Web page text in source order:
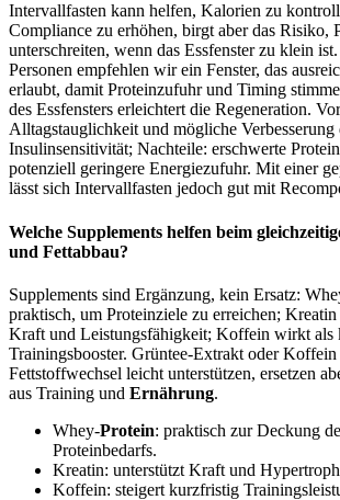
Intervallfasten kann helfen, Kalorien zu
Compliance zu erhöhen, birgt aber das Risiko,
unterschreiten, wenn das Essfenster zu klein
Personen empfehlen wir ein Fenster, das
erlaubt, damit Proteinzufuhr und Timing
des Essfensters erleichtert die Regeneration.
Alltagstauglichkeit und mögliche Verbesserung
Insulinsensitivität; Nachteile: erschwerte
potenziell geringere Energiezufuhr. Mit einer
lässt sich Intervallfasten jedoch gut mit
Welche Supplements helfen beim
und Fettabbau?
Supplements sind Ergänzung, kein Ersatz:
praktisch, um Proteinziele zu erreichen;
Kraft und Leistungsfähigkeit; Koffein wirkt als
Trainingsbooster. Grüntee‑Extrakt oder
Fettstoffwechsel leicht unterstützen, ersetzen
aus Training und Ernährung.
Whey‑Protein: praktisch zur Deckung
Proteinbedarfs.
Kreatin: unterstützt Kraft und
Koffein: steigert kurzfristig